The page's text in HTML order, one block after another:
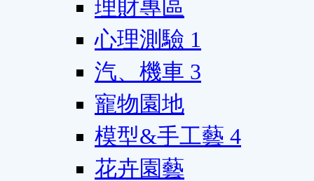
理財專區
心理測驗 1
汽、機車 3
寵物園地
模型&手工藝 4
花卉園藝